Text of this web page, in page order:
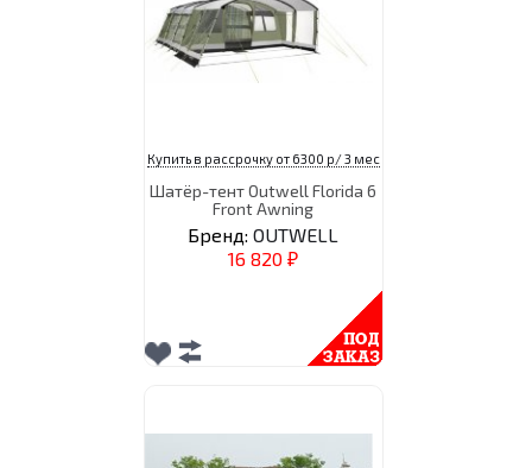
Купить в рассрочку от 6300 р/ 3 мес
Шатёр-тент Outwell Florida 6
Front Awning
Бренд: OUTWELL
16 820 ₽